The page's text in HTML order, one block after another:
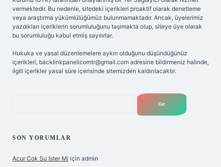
vermektedir. Bu nedenle, sitedeki içerikleri proaktif olarak denetleme
veya araştırma yükümlülüğümüz bulunmamaktadır. Ancak, üyelerimiz
yazdıkları içeriklerin sorumluluğunu taşımakta olup, siteye üye olarak
bu sorumluluğu kabul etmiş sayılırlar.
Hukuka ve yasal düzenlemelere aykırı olduğunu düşündüğünüz
içerikleri, backlinkpanelicomtr@gmail.com adresine bildirmeniz halinde,
ilgili içerikler yasal süre içerisinde sitemizden kaldırılacaktır.
SON YORUMLAR
Acur Cok Su Ister Mi için admin